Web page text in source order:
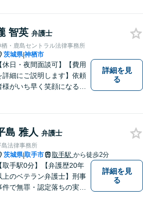
智英 弁護士
栖・鹿島セントラル法律事務所
茨城県|神栖市
【休日・夜間面談可】【費用
詳細にご説明します】依頼
様がいち早く笑顔になるよ
香取市や銚子市などにお住
いの皆さまからのご相談も
極的にお受けしています。
詳細を見
る
島 雅人 弁護士
島法律事務所
茨城県|取手市 取手駅 から徒歩2分
【取手駅0分】【弁護歴20年
上のベテラン弁護士】刑事
件で無罪・認定落ちの実績
詳細を見
る